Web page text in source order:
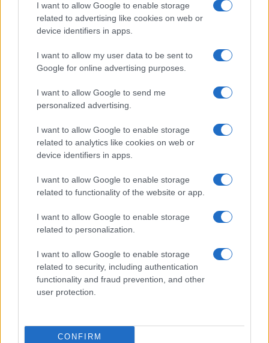
I want to allow Google to enable storage
related to advertising like cookies on web or
device identifiers in apps.
I want to allow my user data to be sent to
Google for online advertising purposes.
I want to allow Google to send me
personalized advertising.
I want to allow Google to enable storage
related to analytics like cookies on web or
device identifiers in apps.
I want to allow Google to enable storage
related to functionality of the website or app.
I want to allow Google to enable storage
related to personalization.
I want to allow Google to enable storage
related to security, including authentication
functionality and fraud prevention, and other
user protection.
CONFIRM
05/12/2025 - 11:09
Τον Ιούνιο η εγκατάσταση των
1.000 καμερών στους δρόμους –
body κάμερες στους
αστυνομικούς
Πού θα τοποθετηθούν κάμερες –
Τι αλλάζει για οδηγούς και
παραβάσεις
21/06/2025 - 21:42
Κυκλοφοριακές ρυθμίσεις την
Κυριακή στο κέντρο της Αθήνας